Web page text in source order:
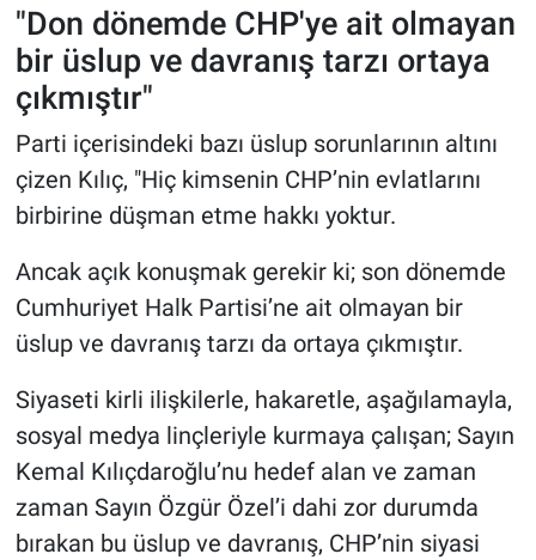
"Don dönemde CHP'ye ait olmayan
bir üslup ve davranış tarzı ortaya
çıkmıştır"
Parti içerisindeki bazı üslup sorunlarının altını
çizen Kılıç, "Hiç kimsenin CHP’nin evlatlarını
birbirine düşman etme hakkı yoktur.
Ancak açık konuşmak gerekir ki; son dönemde
Cumhuriyet Halk Partisi’ne ait olmayan bir
üslup ve davranış tarzı da ortaya çıkmıştır.
Siyaseti kirli ilişkilerle, hakaretle, aşağılamayla,
sosyal medya linçleriyle kurmaya çalışan; Sayın
Kemal Kılıçdaroğlu’nu hedef alan ve zaman
zaman Sayın Özgür Özel’i dahi zor durumda
bırakan bu üslup ve davranış, CHP’nin siyasi